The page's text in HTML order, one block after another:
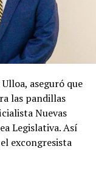
aseguró que
las pandillas
Nuevas
Legislativa. Así
excongresista